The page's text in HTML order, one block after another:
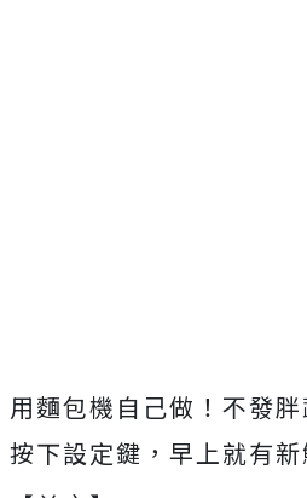
用麵包機自己做！不發
按下設定鍵，早上就有新